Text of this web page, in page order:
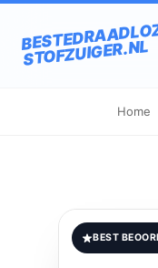
STOFZUIGER.NL
Home
BEST